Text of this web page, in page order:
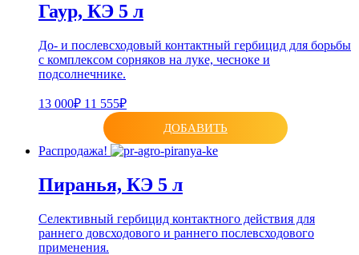
Гаур, КЭ 5 л
До- и послевсходовый контактный гербицид для борьбы
с комплексом сорняков на луке, чесноке и
подсолнечнике.
13 000₽ 11 555₽
ДОБАВИТЬ
Распродажа!
Пиранья, КЭ 5 л
Селективный гербицид контактного действия для
раннего довсходового и раннего послевсходового
применения.